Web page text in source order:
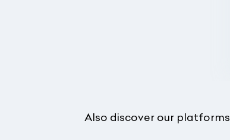
Also discover our platforms